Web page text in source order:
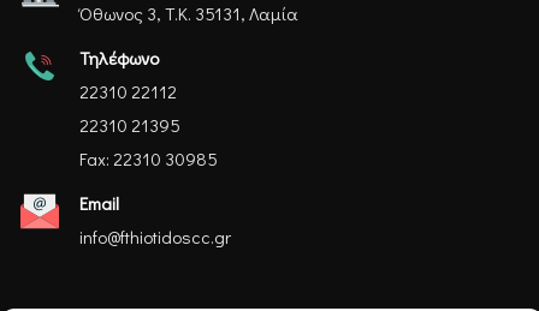
Όθωνος 3, Τ.Κ. 35131, Λαμία
Τηλέφωνο
22310 22112
22310 21395
Fax: 22310 30985
Email
info@fthiotidoscc.gr